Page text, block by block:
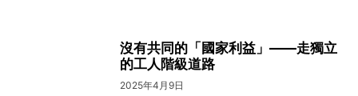
沒有共同的「國家利益」——走獨立
的工人階級道路
2025年4月9日